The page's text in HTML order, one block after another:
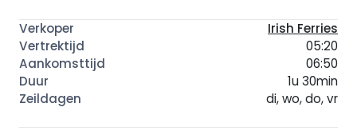
Irish Ferries
05:20
06:50
1u 30min
di, wo, do, vr